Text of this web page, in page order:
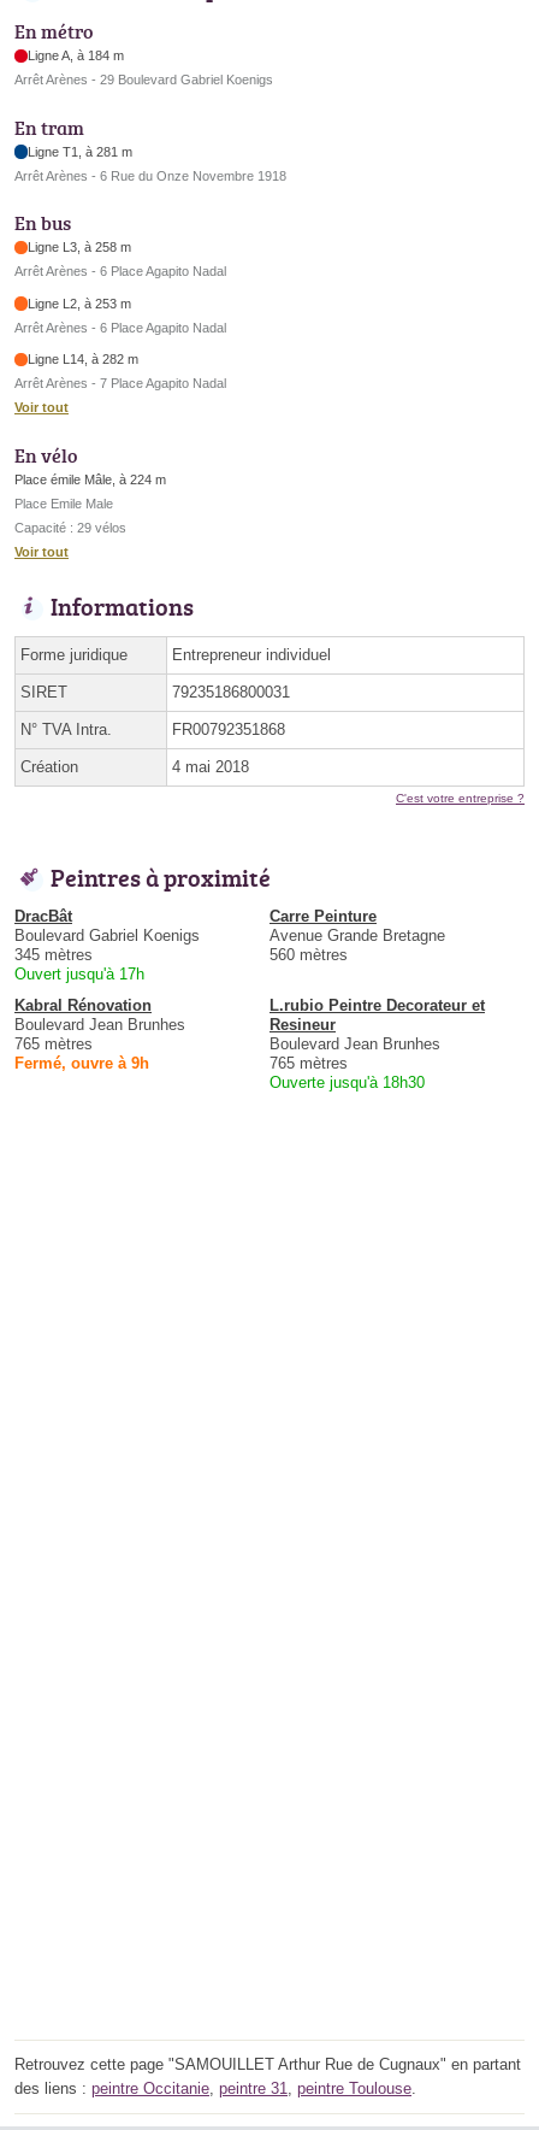
En métro
Ligne A, à 184 m
Arrêt Arènes - 29 Boulevard Gabriel Koenigs
En tram
Ligne T1, à 281 m
Arrêt Arènes - 6 Rue du Onze Novembre 1918
En bus
Ligne L3, à 258 m
Arrêt Arènes - 6 Place Agapito Nadal
Ligne L2, à 253 m
Arrêt Arènes - 6 Place Agapito Nadal
Ligne L14, à 282 m
Arrêt Arènes - 7 Place Agapito Nadal
Voir tout
En vélo
Place émile Mâle, à 224 m
Place Emile Male
Capacité : 29 vélos
Voir tout
Informations
Forme juridique Entrepreneur individuel
SIRET 79235186800031
N° TVA Intra. FR00792351868
Création 4 mai 2018
C'est votre entreprise ?
Peintres à proximité
DracBât
Boulevard Gabriel Koenigs
345 mètres
Ouvert jusqu'à 17h
Carre Peinture
Avenue Grande Bretagne
560 mètres
Kabral Rénovation
Boulevard Jean Brunhes
765 mètres
Fermé, ouvre à 9h
L.rubio Peintre Decorateur et
Resineur
Boulevard Jean Brunhes
765 mètres
Ouverte jusqu'à 18h30
Retrouvez cette page "SAMOUILLET Arthur Rue de Cugnaux" en partant
des liens : peintre Occitanie peintre 31 peintre Toulouse